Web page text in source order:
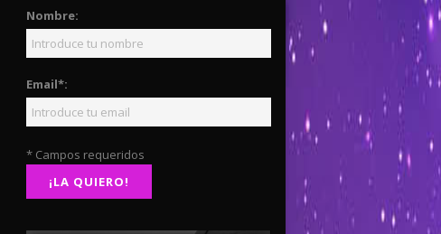
Nombre:
Email*:
* Campos requeridos